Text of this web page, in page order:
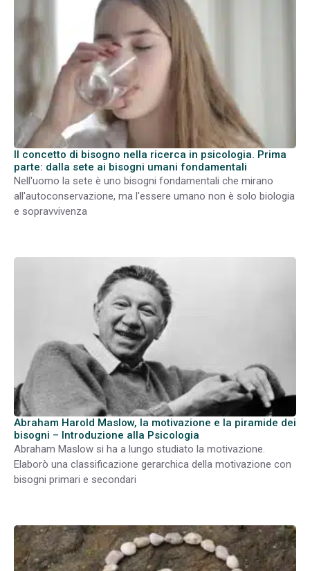
Il concetto di bisogno nella ricerca in psicologia. Prima
parte: dalla sete ai bisogni umani fondamentali
Nell'uomo la sete è uno bisogni fondamentali che mirano
all'autoconservazione, ma l'essere umano non è solo biologia
e sopravvivenza
Abraham Harold Maslow, la motivazione e la piramide dei
bisogni – Introduzione alla Psicologia
Abraham Maslow si ha a lungo studiato la motivazione.
Elaborò una classificazione gerarchica della motivazione con
bisogni primari e secondari